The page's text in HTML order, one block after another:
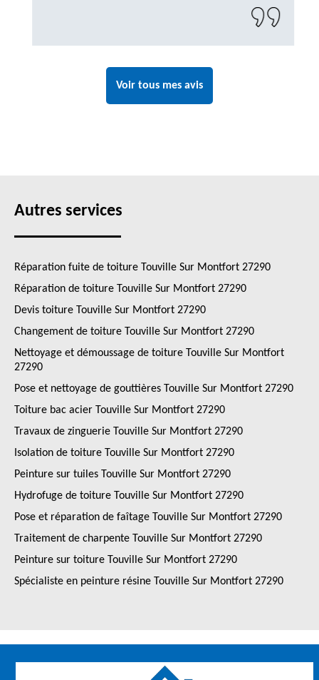
Voir tous mes avis
Autres services
Réparation fuite de toiture Touville Sur Montfort 27290
Réparation de toiture Touville Sur Montfort 27290
Devis toiture Touville Sur Montfort 27290
Changement de toiture Touville Sur Montfort 27290
Nettoyage et démoussage de toiture Touville Sur Montfort
27290
Pose et nettoyage de gouttières Touville Sur Montfort 27290
Toiture bac acier Touville Sur Montfort 27290
Travaux de zinguerie Touville Sur Montfort 27290
Isolation de toiture Touville Sur Montfort 27290
Peinture sur tuiles Touville Sur Montfort 27290
Hydrofuge de toiture Touville Sur Montfort 27290
Pose et réparation de faîtage Touville Sur Montfort 27290
Traitement de charpente Touville Sur Montfort 27290
Peinture sur toiture Touville Sur Montfort 27290
Spécialiste en peinture résine Touville Sur Montfort 27290